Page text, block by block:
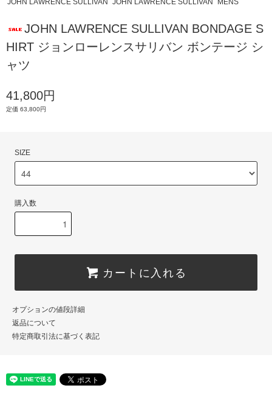
JOHN LAWRENCE SULLIVAN BONDAGE S
HIRT ジョンローレンスサリバン ボンテージ シ
ャツ
41,800円
定価 63,800円
SIZE
購入数
カートに入れる
オプションの値段詳細
返品について
特定商取引法に基づく表記